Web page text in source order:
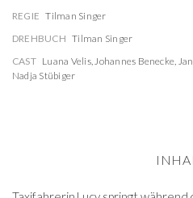
REGIE Tilman Singer
DREHBUCH Tilman Singer
CAST Luana Velis,Johannes Benecke,
Nadja Stübiger